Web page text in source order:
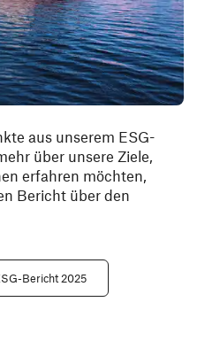
aus unserem ESG-
über unsere Ziele,
erfahren möchten,
Bericht über den
Bericht 2025